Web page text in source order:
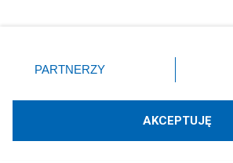
Technologię dostarcza:
zmienić/wycofać klikając przycisk
znajdujący się w lewym dolnym rogu
rodzaje przetwarzania danych nie
użytkownika, ale masz prawo
PARTNERZY
AKCEPTUJĘ